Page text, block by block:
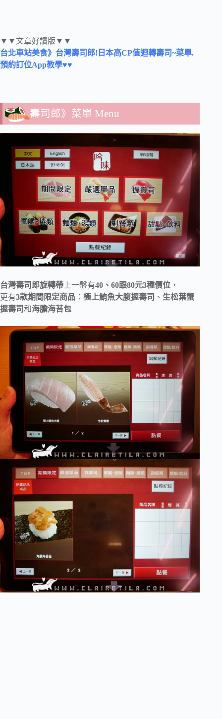
▼▼文章好讀版▼▼
台北車站美食》台灣壽司郎!日本高CP值迴轉壽司~菜單.
預約訂位App教學♥♥
壽司郎》菜單 Menu
台灣壽司郎旋轉帶 上一盤有40、60跟80元3種價位 ，
更有3款期間限定商品 ： 極上鮪魚大腹握壽司 、 生松葉蟹
握壽司和海膽海苔包